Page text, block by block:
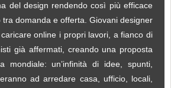
del design rendendo così più efficace
tra domanda e offerta. Giovani designer
online i propri lavori, a fianco di
già affermati, creando una proposta
mondiale: un’infinità di idee, spunti,
ad arredare casa, ufficio, locali,